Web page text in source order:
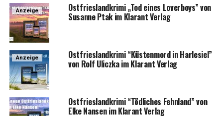
Anzeige Ost­fries­land­kri­mi „Tod eines Lover­boys” von
Susan­ne Ptak im Klar­ant Verlag
Anzeige Ost­fries­land­kri­mi “Küs­ten­mord in Harle­si­el”
von Rolf Ulicz­ka im Klar­ant Verlag
Ost­fries­land­kri­mi “Töd­li­ches Fehn­land” von
Elke Nan­sen im Klar­ant Verlag